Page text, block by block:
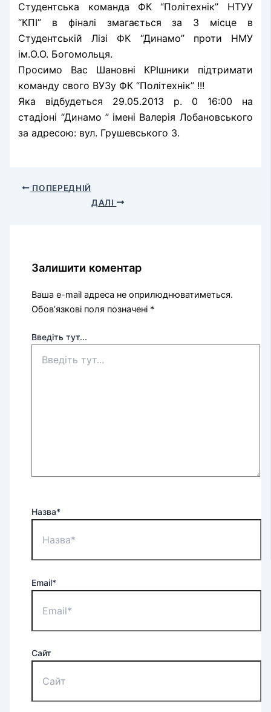
Студентська команда ФК “Політехнік” НТУУ
“КПІ” в фіналі змагається за 3 місце в
Студентській Лізі ФК “Динамо” проти НМУ
ім.О.О. Богомольця.
Просимо Вас Шановні КРІшники підтримати
команду свого ВУЗу ФК “Політехнік” !!!
Яка відбудеться 29.05.2013 р. 0 16:00 на
стадіоні “Динамо ” імені Валерія Лобановського
за адресою: вул. Грушевського 3.
ПОПЕРЕДНІЙ
ДАЛІ
Залишити коментар
Ваша e-mail адреса не оприлюднюватиметься.
Обов’язкові поля позначені *
Введіть тут...
Назва*
Email*
Сайт